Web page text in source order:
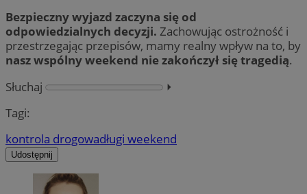
Bezpieczny wyjazd zaczyna się od
odpowiedzialnych decyzji. Zachowując ostrożność i
przestrzegając przepisów, mamy realny wpływ na to, by
nasz wspólny weekend nie zakończył się tragedią.
Słuchaj
⏵︎
Tagi:
kontrola drogowadługi weekend
Udostępnij